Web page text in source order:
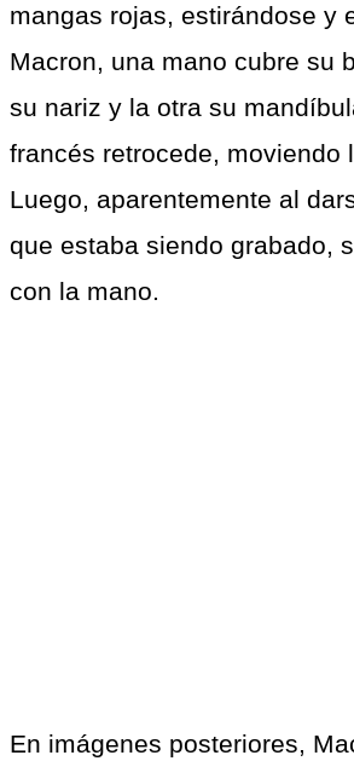
mangas rojas, estirándose y
Macron, una mano cubre su
su nariz y la otra su
francés retrocede, moviendo
Luego, aparentemente al
que estaba siendo grabado,
con la mano.
En imágenes posteriores,